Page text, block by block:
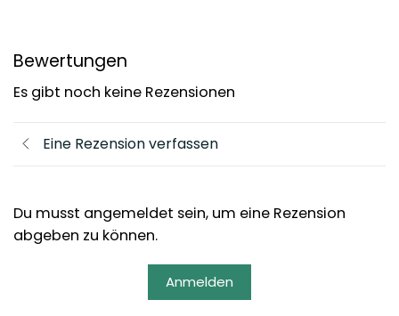
Bewertungen
Es gibt noch keine Rezensionen
Eine Rezension verfassen
Du musst angemeldet sein, um eine Rezension
abgeben zu können.
Anmelden